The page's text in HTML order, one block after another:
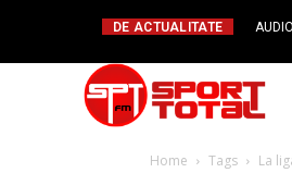
DE ACTUALITATE
Home Tags La